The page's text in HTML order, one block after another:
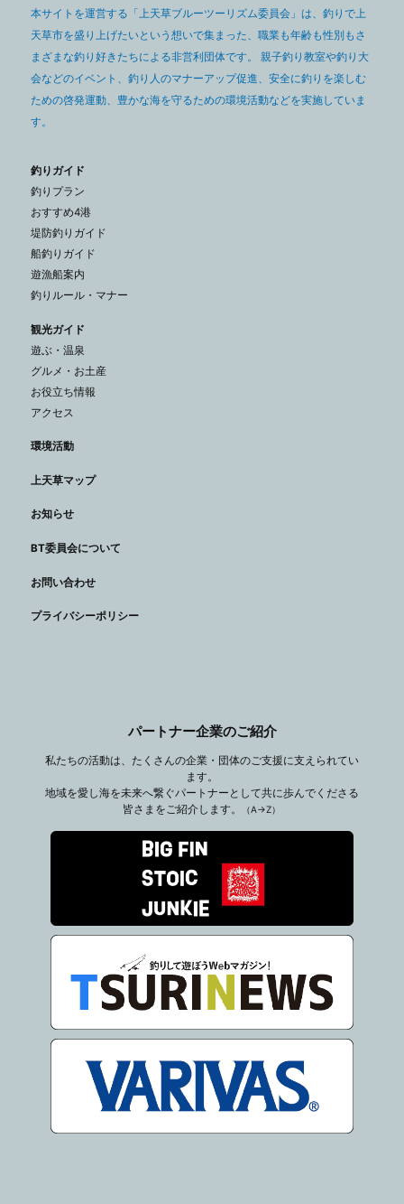
本サイトを運営する「上天草ブルーツーリズム委員会」は、釣りで上
天草市を盛り上げたいという想いで集まった、職業も年齢も性別もさ
まざまな釣り好きたちによる非営利団体です。 親子釣り教室や釣り大
会などのイベント、釣り人のマナーアップ促進、安全に釣りを楽しむ
ための啓発運動、豊かな海を守るための環境活動などを実施していま
す。
釣りガイド
釣りプラン
おすすめ4港
堤防釣りガイド
船釣りガイド
遊漁船案内
釣りルール・マナー
観光ガイド
遊ぶ・温泉
グルメ・お土産
お役立ち情報
アクセス
環境活動
上天草マップ
お知らせ
BT委員会について
お問い合わせ
プライバシーポリシー
パートナー企業のご紹介
私たちの活動は、たくさんの企業・団体のご支援に支えられてい
ます。
地域を愛し海を未来へ繋ぐパートナーとして共に歩んでくださる
皆さまをご紹介します。
（A→Z）